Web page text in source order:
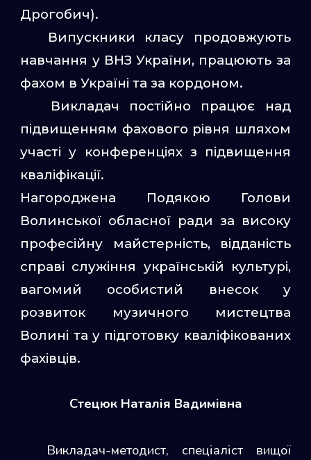
Дрогобич).
Випускники класу продовжують
навчання у ВНЗ України, працюють за
фахом в Україні та за кордоном.
Викладач постійно працює над
підвищенням фахового рівня шляхом
участі у конференціях з підвищення
кваліфікації.
Нагороджена Подякою Голови
Волинської обласної ради за високу
професійну майстерність, відданість
справі служіння українській культурі,
вагомий особистий внесок у
розвиток музичного мистецтва
Волині та у підготовку кваліфікованих
фахівців.
Стецюк Наталія Вадимівна
Викладач-методист, спеціаліст вищої